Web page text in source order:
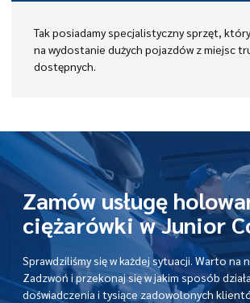
Tak posiadamy specjalistyczny sprzęt,
na wydostanie dużych pojazdów z miejsc
dostępnych.
Zamów usługę
ciężarówki w Junior
Sprawdziliśmy się w każdej sytuacji. Warto na
Zadzwoń i przekonaj się w jakim sposób
doświadczenia i tysiące zadowolonych